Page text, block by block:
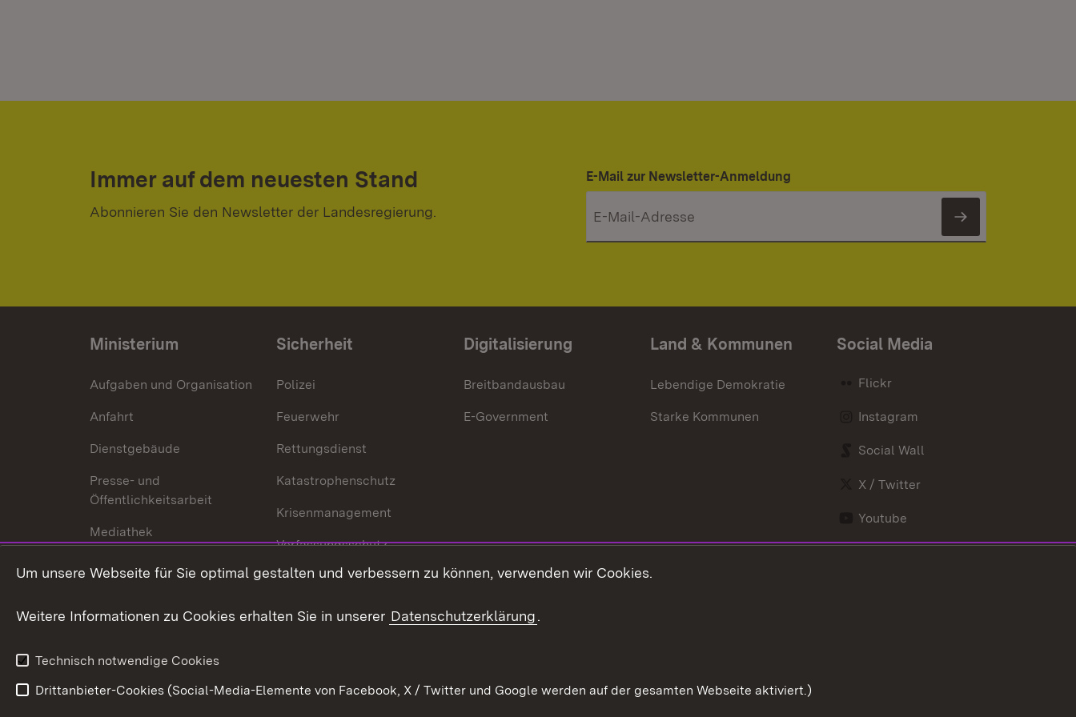
Immer auf dem neuesten Stand
Abonnieren Sie den Newsletter der Landesregierung.
E-Mail zur Newsletter-Anmeldung
Newsletter
Ministerium
Aufgaben und Organisation
Anfahrt
Dienstgebäude
Presse- und
Öffentlichkeitsarbeit
Mediathek
Publikationen
Sicherheit
Polizei
Feuerwehr
Rettungsdienst
Katastrophenschutz
Krisenmanagement
Verfassungsschutz
Datenschutz
Glücksspielrecht
Digitalisierung
Breitbandausbau
E-Government
Land & Kommunen
Lebendige Demokratie
Starke Kommunen
Social Media
Flickr
Instagram
Social Wall
X / Twitter
Youtube
Um unsere Webseite für Sie optimal gestalten und verbessern zu können, verwenden wir Cookies.
Weitere Informationen zu Cookies erhalten Sie in unserer Datenschutzerklärung.
Technisch notwendige Cookies
Drittanbieter-Cookies (Social-Media-Elemente von Facebook, X / Twitter und Google werden auf der gesamten Webseite aktiviert.)